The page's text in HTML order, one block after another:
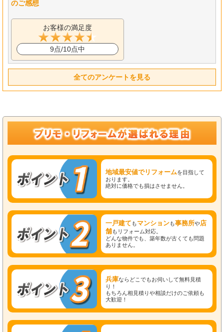
のご感想
お客様の満足度
9点/10点中
全てのアンケートを見る
地域最安値でリフォームを目指して
おります。
絶対に価格でも損はさせません。
一戸建て もマンションも事務所や店
舗もリフォーム対応。
どんな物件でも、築年数が古くても問題
ありません。
兵庫ならどこでもお伺いして無料見積
り！
もちろん相見積りや相談だけのご依頼も
大歓迎！